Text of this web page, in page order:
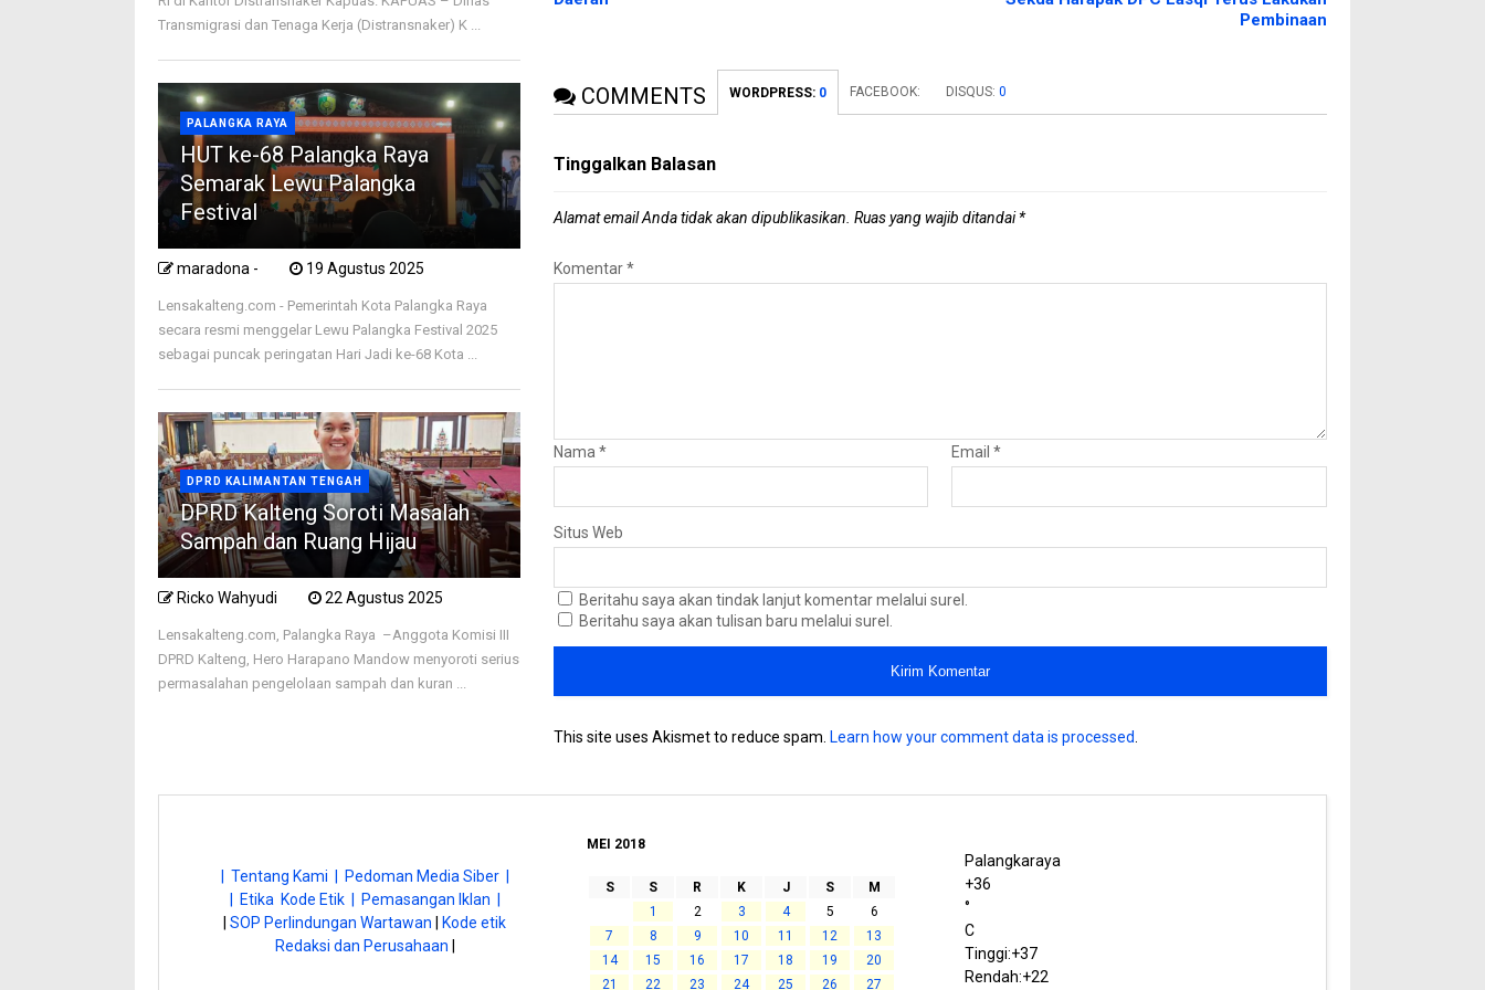
Pembinaan
COMMENTS WORDPRESS: 0 FACEBOOK: DISQUS:0
Tinggalkan Balasan
Alamat email Anda tidak akan dipublikasikan. Ruas yang wajib ditandai*
Komentar*
Nama* Email*
Situs Web
Beritahu saya akan tindak lanjut komentar melalui surel.
Beritahu saya akan tulisan baru melalui surel.
This site uses Akismet to reduce spam.Learn how your comment data is processed
Transmigrasi dan Tenaga Kerja (Distransnaker) K ...
PALANGKA RAYA
HUT ke-68 Palangka Raya
Semarak Lewu Palangka
Festival
maradona - 19 Agustus 2025
Lensakalteng.com - Pemerintah Kota Palangka Raya
secara resmi menggelar Lewu Palangka Festival 2025
sebagai puncak peringatan Hari Jadi ke-68 Kota ...
DPRD KALIMANTAN TENGAH
DPRD Kalteng Soroti Masalah
Sampah dan Ruang Hijau
Ricko Wahyudi 22 Agustus 2025
Lensakalteng.com, Palangka Raya –Anggota Komisi III
DPRD Kalteng, Hero Harapano Mandow menyoroti serius
permasalahan pengelolaan sampah dan kuran ...
| Tentang Kami | Pedoman Media Siber |
| Etika Kode Etik | Pemasangan Iklan |
|SOP Perlindungan Wartawan |Kode etik
Redaksi dan Perusahaan |
MEI 2018
S S R K J S
M
1
2 3 4 5
6
7
8 9 10 11 12
13
14
15 16 17 18 19
20
21
22 23 24 25 26 27
Palangkaraya
+36
°
C
Tinggi:+37
Rendah:+22